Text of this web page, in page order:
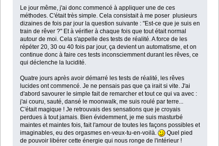
Le jour même, j'ai donc commencé à appliquer une de ces
méthodes. C'était très simple. Cela consistait à me poser plusieurs
dizaines de fois par jour la question suivante : "Est-ce que je suis en
train de rêver ?" Et à vérifier à chaque fois que tout était normal
autour de moi. Cela s'appelle des tests de réalité. A force de les
répéter 20, 30 ou 40 fois par jour, ça devient un automatisme, et on
continue donc à faire ces tests inconsciemment durant les rêves, ce
qui déclenche la lucidité.
Quatre jours après avoir démarré les tests de réalité, les rêves
lucides ont commencé. Je ne pensais pas que ça irait si vite. J'ai
d'abord savourer le simple fait de remarcher et tout ce qui va avec :
j'ai couru, sauté, dansé le moonwalk, me suis roulé par terre...
C'était magique ! Je retrouvais des sensations que je croyais
perdues à tout jamais. Bien évidemment, je me suis masturbé
maintes et maintes fois, fait l'amour de toutes les façons possibles et
imaginables, eu des orgasmes en-veux-tu-en-voilà.
Quel pied
de pouvoir libérer cette énergie qui nous ronge de l'intérieur !